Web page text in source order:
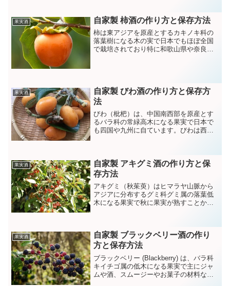
果実酒 自家製 柿酒の作り方と保存方法
柿は東アジアを原産とするカキノキ科の
落葉樹になる木の実で日本でもほぼ全国
で栽培されており特に和歌山県や奈良県
果実酒
自家製 びわ酒の作り方と保存方
法
びわ（枇杷）は、中国南西部を原産とす
るバラ科の常緑高木になる果実で日本で
も四国や九州に自ています。びわは西瓜
果実酒
自家製 アキグミ酒の作り方と保
存方法
アキグミ（秋茱萸）はヒマラヤ山脈から
アジアに分布するグミ科グミ属の落葉低
木になる果実で秋に果実が熟すことから
果実酒
自家製 ブラックベリー酒の作り
方と保存方法
ブラックベリー (Blackberry) は、バラ科
キイチゴ属の低木になる果実で主にジャ
ムや酒、スムージーやお菓子の材料など